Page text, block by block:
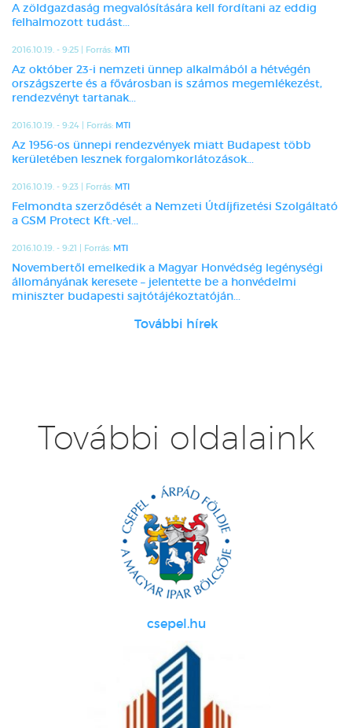
A zöldgazdaság megvalósítására kell fordítani az eddig
felhalmozott tudást...
2016.10.19. - 9:25 | Forrás: MTI
Az október 23-i nemzeti ünnep alkalmából a hétvégén
országszerte és a fővárosban is számos megemlékezést,
rendezvényt tartanak...
2016.10.19. - 9:24 | Forrás: MTI
Az 1956-os ünnepi rendezvények miatt Budapest több
kerületében lesznek forgalomkorlátozások...
2016.10.19. - 9:23 | Forrás: MTI
Felmondta szerződését a Nemzeti Útdíjfizetési Szolgáltató
a GSM Protect Kft.-vel...
2016.10.19. - 9:21 | Forrás: MTI
Novembertől emelkedik a Magyar Honvédség legénységi
állományának keresete – jelentette be a honvédelmi
miniszter budapesti sajtótájékoztatóján...
További hírek
További oldalaink
csepel.hu